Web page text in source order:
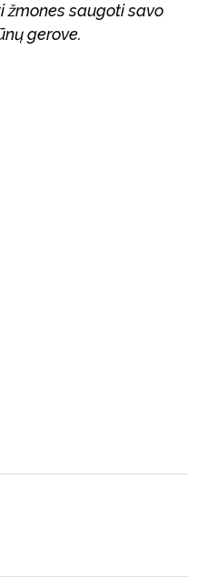
žmones saugoti savo
gerove.